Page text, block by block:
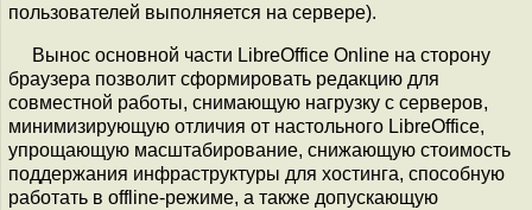
пользователей выполняется на сервере).
Вынос основной части LibreOffice Online на сторону
браузера позволит сформировать редакцию для
совместной работы, снимающую нагрузку с серверов,
минимизирующую отличия от настольного LibreOffice,
упрощающую масштабирование, снижающую стоимость
поддержания инфраструктуры для хостинга, способную
работать в offline-режиме, а также допускающую